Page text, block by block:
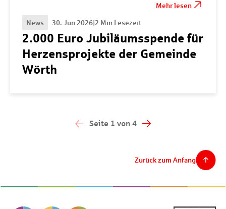
Mehr lesen
News
30. Jun 2026|2 Min Lesezeit
2.000 Euro Jubiläumsspende für
Herzensprojekte der Gemeinde
Wörth
Keine
Seite 1 von 4
Zurück zum Anfang